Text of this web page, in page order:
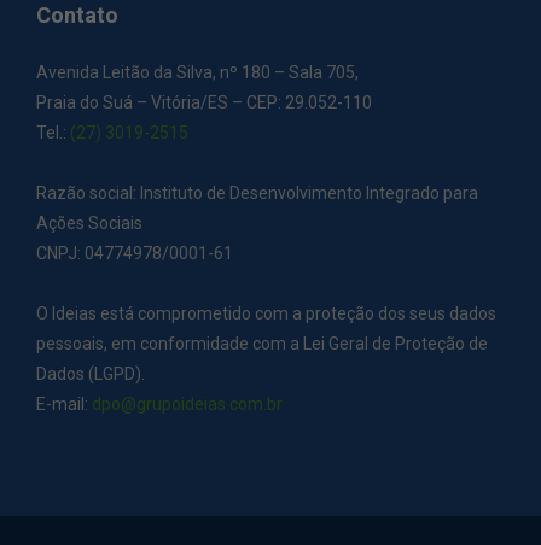
Contato
Avenida Leitão da Silva, nº 180 – Sala 705,
Praia do Suá – Vitória/ES – CEP: 29.052-110
Tel.: (27) 3019-2515
Razão social: Instituto de Desenvolvimento Integrado para
Ações Sociais
CNPJ: 04774978/0001-61
O Ideias está comprometido com a proteção dos seus dados
pessoais, em conformidade com a Lei Geral de Proteção de
Dados (LGPD).
E-mail: dpo@grupoideias.com.br